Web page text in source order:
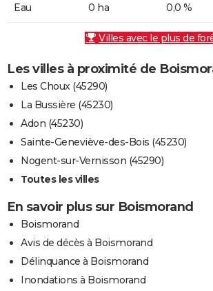
Eau 0 ha 0,0 %
Villes avec le plus de
Les villes à proximité de
Les Choux (45290)
La Bussière (45230)
Adon (45230)
Sainte-Geneviève-des-Bois (45230)
Nogent-sur-Vernisson (45290)
Toutes les villes
En savoir plus sur Boismorand
Boismorand
Avis de décès à Boismorand
Délinquance à Boismorand
Inondations à Boismorand